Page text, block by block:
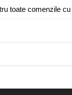
toate comenzile cu